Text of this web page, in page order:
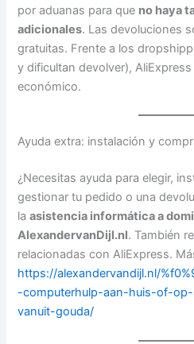
por aduanas para que no haya
adicionales. Las devoluciones
gratuitas. Frente a los
y dificultan devolver),
económico.
Ayuda extra: instalación y
¿Necesitas ayuda para elegir,
gestionar tu pedido o una
laasistencia informática a
AlexandervanDijl.nl. También
relacionadas con AliExpress.
https://alexandervandijl.nl/
-computerhulp-aan-huis-of-
vanuit-gouda/